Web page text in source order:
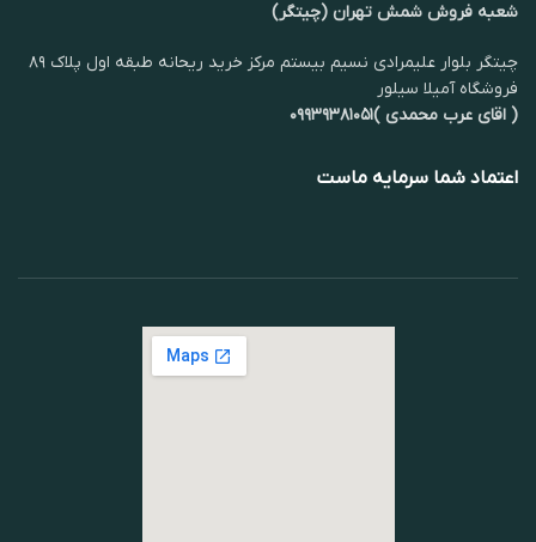
شعبه فروش شمش تهران (چیتگر)
چیتگر بلوار علیمرادی نسیم بیستم مرکز خرید ریحانه طبقه اول پلاک ۸۹
فروشگاه آمیلا سیلور
( اقای عرب محمدی )۰۹۹۳۹۳۸۱۰۵۱
اعتماد شما سرمایه ماست